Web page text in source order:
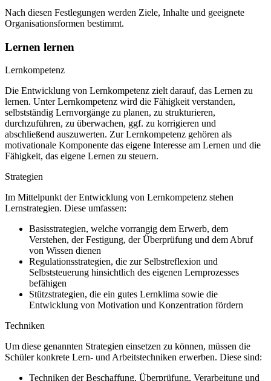
Nach diesen Festlegungen werden Ziele, Inhalte und geeignete
Organisationsformen bestimmt.
Lernen lernen
Lernkompetenz
Die Entwicklung von Lernkompetenz zielt darauf, das Lernen zu
lernen. Unter Lernkompetenz wird die Fähigkeit verstanden,
selbstständig Lernvorgänge zu planen, zu strukturieren,
durchzuführen, zu überwachen, ggf. zu korrigieren und
abschließend auszuwerten. Zur Lernkompetenz gehören als
motivationale Komponente das eigene Interesse am Lernen und die
Fähigkeit, das eigene Lernen zu steuern.
Strategien
Im Mittelpunkt der Entwicklung von Lernkompetenz stehen
Lernstrategien. Diese umfassen:
Basisstrategien, welche vorrangig dem Erwerb, dem
Verstehen, der Festigung, der Überprüfung und dem Abruf
von Wissen dienen
Regulationsstrategien, die zur Selbstreflexion und
Selbststeuerung hinsichtlich des eigenen Lernprozesses
befähigen
Stützstrategien, die ein gutes Lernklima sowie die
Entwicklung von Motivation und Konzentration fördern
Techniken
Um diese genannten Strategien einsetzen zu können, müssen die
Schüler konkrete Lern- und Arbeitstechniken erwerben. Diese sind:
Techniken der Beschaffung, Überprüfung, Verarbeitung und